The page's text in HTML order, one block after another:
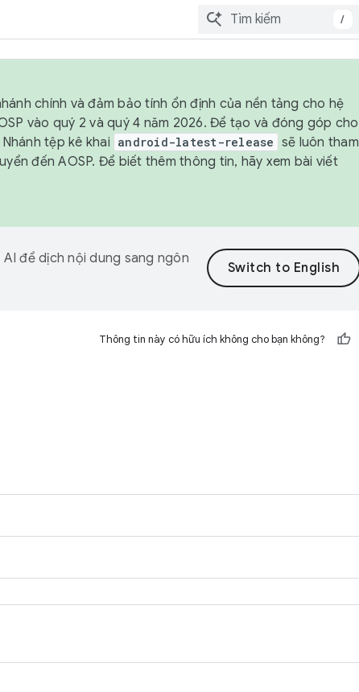
/
chính và đảm bảo tính ổn định của nền tảng cho hệ
vào quý 2 và quý 4 năm 2026. Để tạo và đóng góp cho
Nhánh tệp kê khai android-latest-release sẽ luôn tham
đến AOSP. Để biết thêm thông tin, hãy xem bài viết
để dịch nội dung sang ngôn
Thông tin này có hữu ích không cho bạn không?